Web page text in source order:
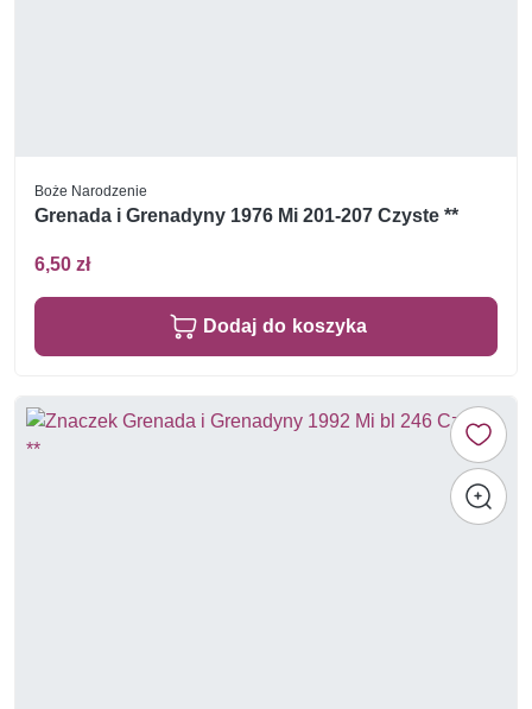
Boże Narodzenie
Grenada i Grenadyny 1976 Mi 201-207 Czyste **
6,50 zł
Dodaj do koszyka